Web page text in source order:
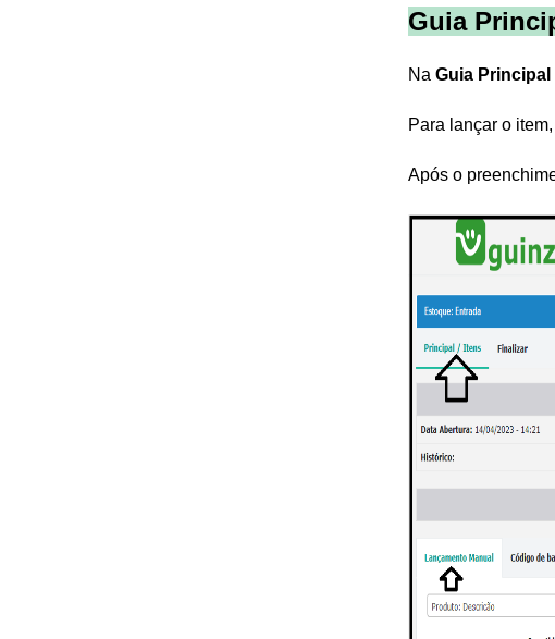
Guia
Na Guia Principal
Para lançar o
Após o